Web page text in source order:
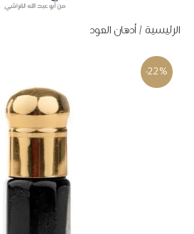
الرئيسية / أدهان ﺍﻟﻌﻮﺩ
-22%